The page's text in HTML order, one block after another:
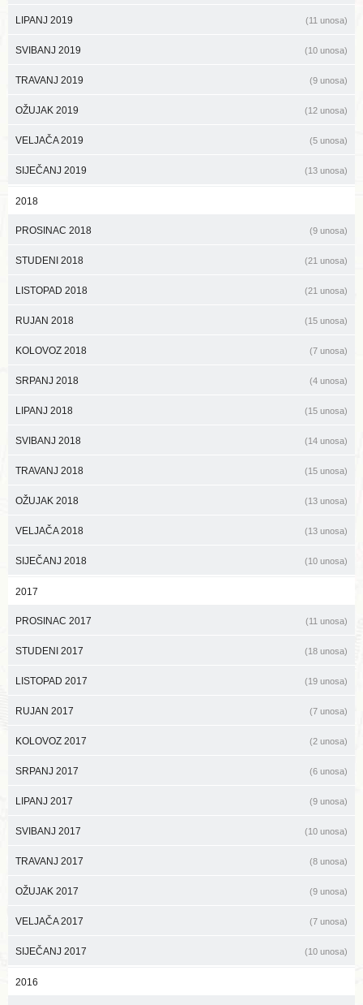
LIPANJ 2019 (11 unosa)
SVIBANJ 2019 (10 unosa)
TRAVANJ 2019 (9 unosa)
OŽUJAK 2019 (12 unosa)
VELJAČA 2019 (5 unosa)
SIJEČANJ 2019 (13 unosa)
2018
PROSINAC 2018 (9 unosa)
STUDENI 2018 (21 unosa)
LISTOPAD 2018 (21 unosa)
RUJAN 2018 (15 unosa)
KOLOVOZ 2018 (7 unosa)
SRPANJ 2018 (4 unosa)
LIPANJ 2018 (15 unosa)
SVIBANJ 2018 (14 unosa)
TRAVANJ 2018 (15 unosa)
OŽUJAK 2018 (13 unosa)
VELJAČA 2018 (13 unosa)
SIJEČANJ 2018 (10 unosa)
2017
PROSINAC 2017 (11 unosa)
STUDENI 2017 (18 unosa)
LISTOPAD 2017 (19 unosa)
RUJAN 2017 (7 unosa)
KOLOVOZ 2017 (2 unosa)
SRPANJ 2017 (6 unosa)
LIPANJ 2017 (9 unosa)
SVIBANJ 2017 (10 unosa)
TRAVANJ 2017 (8 unosa)
OŽUJAK 2017 (9 unosa)
VELJAČA 2017 (7 unosa)
SIJEČANJ 2017 (10 unosa)
2016